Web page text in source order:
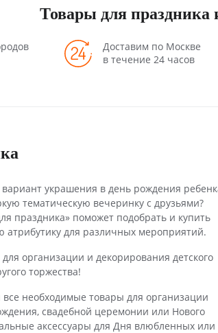
Товары для праздника
Доставим по Москве
в течение 24 часов
украшения в день рождения
тематическую вечеринку с друзьями?
праздника» поможет подобрать и купить
атрибутику для различных мероприятий.
организации и декорирования детского
торжества!
все необходимые товары для организации
свадебной церемонии или Нового
аксессуары для Дня влюбленных или